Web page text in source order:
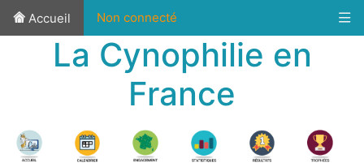
Accueil Non connecté
La Cynophilie en
France